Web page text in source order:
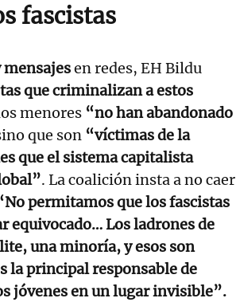
fascistas
en redes, EH Bildu
que criminalizan a estos
menores “no han abandonado
que son “víctimas de la
que el sistema capitalista
. La coalición insta a no caer
permitamos que los fascistas
equivocado… Los ladrones de
una minoría, y esos son
la principal responsable de
jóvenes en un lugar invisible”.